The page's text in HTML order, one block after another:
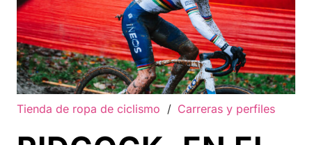
Tienda de ropa de ciclismo / Carreras y perfiles